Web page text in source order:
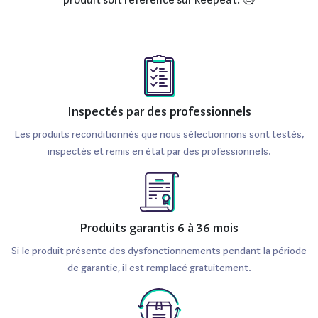
Puis-je mettre à jour le système
d'exploitation de mon Oppo Find X5
Pro reconditionné ?
Oui, les Oppo Find X5 Pro reconditionnés peuvent recevoir
des mises à jour logicielles, tout comme leurs homologues
neufs. Assurez-vous simplement que le système est
encore supporté par le fabricant.
Est-ce que l'appareil photo du Oppo
Find X5 Pro est suffisant pour des
photos professionnelles ?
Avec ses trois capteurs de haute résolution et ses
Inspectés par des professionnels
Les produits reconditionnés que nous sélectionnons sont testés,
inspectés et remis en état par des professionnels.
Produits garantis 6 à 36 mois
Si le produit présente des dysfonctionnements pendant la période
de garantie, il est remplacé gratuitement.